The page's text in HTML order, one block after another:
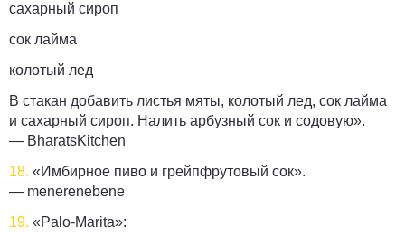
сахарный сироп
сок лайма
колотый лед
В стакан добавить листья мяты, колотый лед, сок лайма
и сахарный сироп. Налить арбузный сок и содовую».
— BharatsKitchen
18. «Имбирное пиво и грейпфрутовый сок».
— menerenebene
19. «Palo-Marita»: